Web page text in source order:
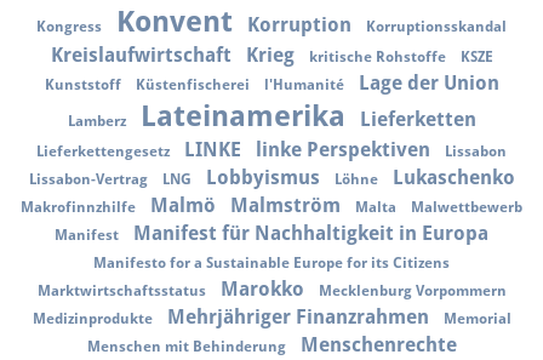
Kongress Konvent Korruption Korruptionsskandal
Kreislaufwirtschaft Krieg kritische Rohstoffe
KSZE
Kunststoff
Küstenfischerei l'Humanité Lage der Union
Lamberz Lateinamerika Lieferketten
Lieferkettengesetz LINKE linke Perspektiven
Lissabon
Lissabon-Vertrag
LNG Lobbyismus Löhne Lukaschenko
Makrofinnzhilfe Malmö Malmström Malta
Malwettbewerb
Manifest
Manifest für Nachhaltigkeit in Europa
Manifesto for a Sustainable Europe for its Citizens
Marktwirtschaftsstatus
Marokko
Mecklenburg Vorpommern
Medizinprodukte
Mehrjähriger Finanzrahmen
Memorial
Menschen mit Behinderung
Menschenrechte